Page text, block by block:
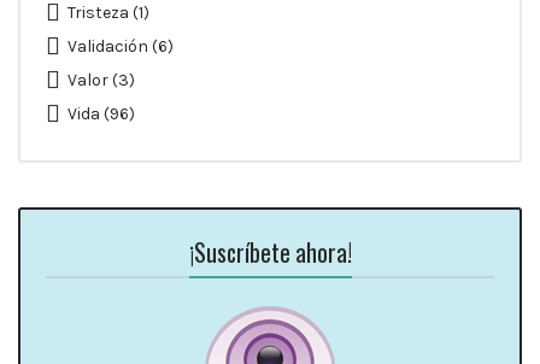
Tristeza (1)
Validación (6)
Valor(3)
Vida (96)
¡Suscríbete ahora!